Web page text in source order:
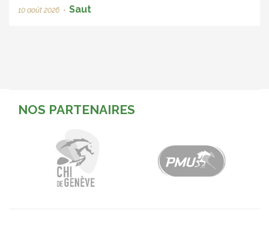
10 août 2026 • Saut
NOS PARTENAIRES